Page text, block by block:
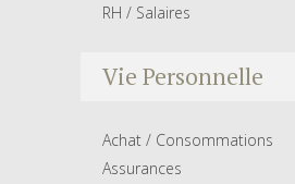
RH / Salaires
Vie Personnelle
Achat / Consommations
Assurances